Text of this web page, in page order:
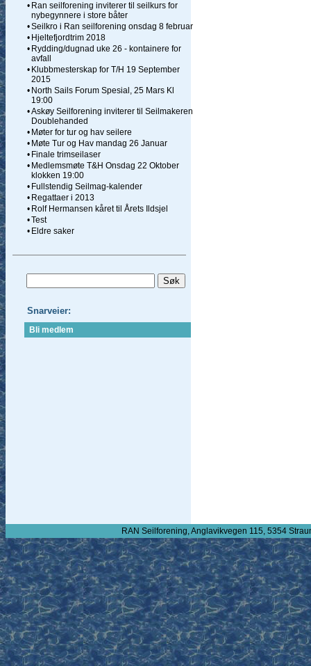
• Ran seilforening inviterer til seilkurs for
nybegynnere i store båter
•Seilkro i Ran seilforening onsdag 8 februar
• Hjeltefjordtrim 2018
• Rydding/dugnad uke 26 - kontainere for
avfall
• Klubbmesterskap for T/H 19 September
2015
• North Sails Forum Spesial, 25 Mars Kl
19:00
•Askøy Seilforening inviterer til Seilmakeren
Doublehanded
• Møter for tur og hav seilere
• Møte Tur og Hav mandag 26 Januar
• Finale trimseilaser
• Medlemsmøte T&H Onsdag 22 Oktober
klokken 19:00
• Fullstendig Seilmag-kalender
• Regattaer i 2013
• Rolf Hermansen kåret til Årets Ildsjel
•Test
• Eldre saker
Snarveier:
Bli medlem
RAN Seilforening, Anglavikvegen 115, 5354